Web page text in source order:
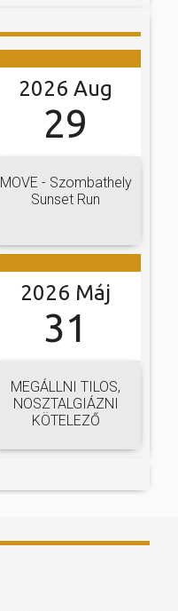
2026 Aug
29
MOVE - Szombathely
Sunset Run
2026 Máj
31
MEGÁLLNI TILOS,
NOSZTALGIÁZNI
KÖTELEZŐ